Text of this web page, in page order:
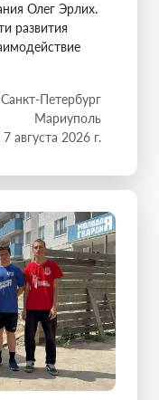
Олег Эрлих.
развития
Санкт-Петербург
Мариуполь
7 августа 2026 г.